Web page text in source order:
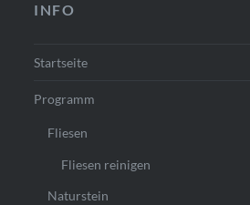
INFO
Startseite
Programm
Fliesen
Fliesen reinigen
Naturstein